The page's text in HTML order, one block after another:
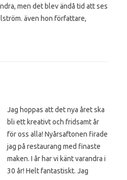
men det blev ändå tid att ses
även hon författare,
Jag hoppas att det nya året ska
bli ett kreativt och fridsamt år
för oss alla! Nyårsaftonen firade
jag på restaurang med finaste
maken. I år har vi känt varandra i
30 år! Helt fantastiskt. Jag